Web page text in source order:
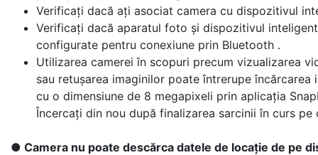
Verificați dacă ați asociat camera cu dispozitivul
Verificați dacă aparatul foto și dispozitivul
configurate pentru conexiune prin Bluetooth .
Utilizarea camerei în scopuri precum vizualizarea
sau retușarea imaginilor poate întrerupe încărcarea
cu o dimensiune de 8 megapixeli prin aplicația
Încercați din nou după finalizarea sarcinii în curs pe
Camera nu poate descărca datele de locație de pe